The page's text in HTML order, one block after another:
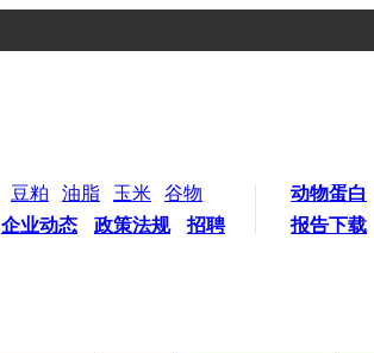
豆粕 油脂 玉米
谷物
企业动态 政策法规 招聘
动物蛋白
报告下载